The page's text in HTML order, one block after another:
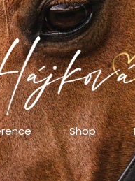
Shop